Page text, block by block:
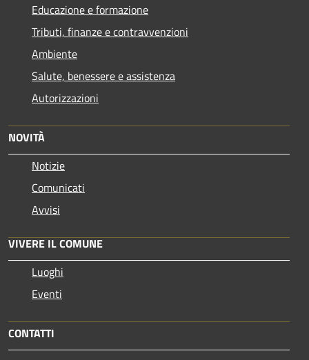
Educazione e formazione
Tributi, finanze e contravvenzioni
Ambiente
Salute, benessere e assistenza
Autorizzazioni
NOVITÀ
Notizie
Comunicati
Avvisi
VIVERE IL COMUNE
Luoghi
Eventi
CONTATTI